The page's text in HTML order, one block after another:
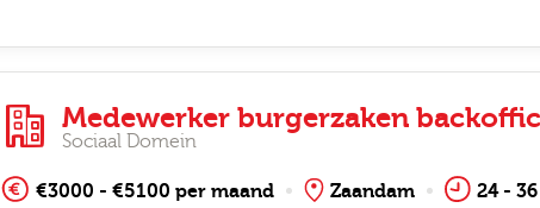
Medewerker burgerzaken
Sociaal Domein
€3000 - €5100 per maand Zaandam 24 -